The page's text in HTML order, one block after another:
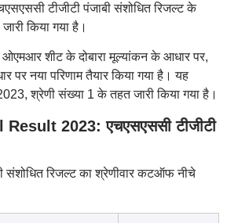
टीजीटी पंजाबी संशोधित रिजल्ट के
किया गया है।
ओएमआर शीट के दोबारा मूल्यांकन के आधार पर,
पर नया परिणाम तैयार किया गया है। यह
श्रेणी संख्या 1 के तहत जारी किया गया है।
2023: एचएसएससी टीजीटी
संशोधित रिजल्ट का श्रेणीवार कटऑफ नीचे